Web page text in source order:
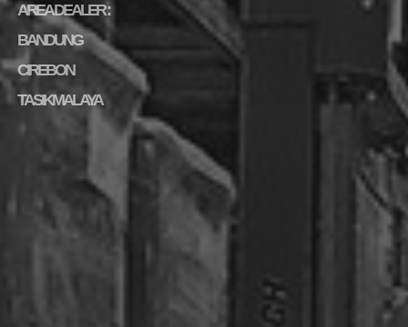
AREA DEALER :
BANDUNG
CIREBON
TASIKMALAYA